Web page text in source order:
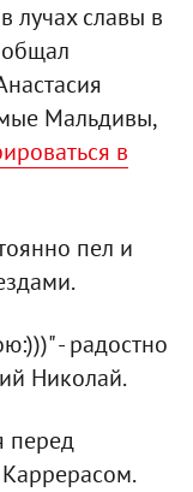
лучах славы в
Мальдивы,
в
пел и
- радостно
Николай.
перед